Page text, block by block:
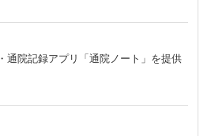
通院記録アプリ「通院ノート」を提供